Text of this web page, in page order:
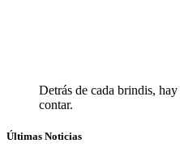
Detrás de cada brindis,
contar.
Últimas Noticias